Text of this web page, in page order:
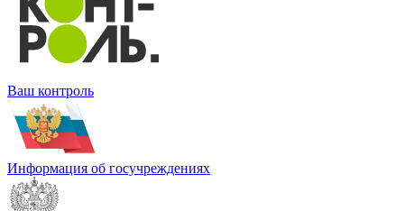
Ваш контроль
Информация об госучреждениях